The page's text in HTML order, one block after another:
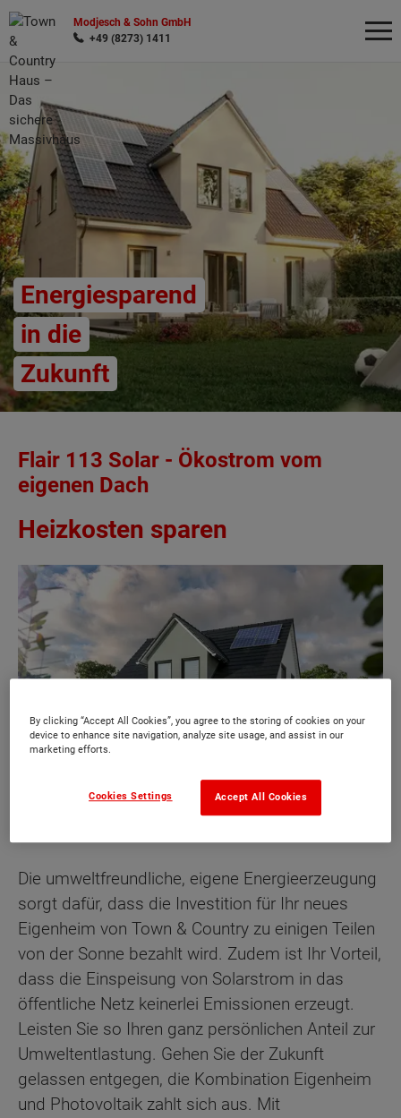
Modjesch & Sohn GmbH
+49 (8273) 1411
Energiesparend
in die
Zukunft
Flair 113 Solar - Ökostrom vom
eigenen Dach
Heizkosten sparen
Die umweltfreundliche, eigene Energieerzeugung
sorgt dafür, dass die Investition für Ihr neues
Eigenheim von Town & Country zu einigen Teilen
von der Sonne bezahlt wird. Zudem ist Ihr Vorteil,
dass die Einspeisung von Solarstrom in das
öffentliche Netz keinerlei Emissionen erzeugt.
Leisten Sie so Ihren ganz persönlichen Anteil zur
Umweltentlastung. Gehen Sie der Zukunft
gelassen entgegen, die Kombination Eigenheim
und Photovoltaik zahlt sich aus. Mit
Wonach möchten Sie suchen?
By clicking “Accept All Cookies”, you agree to the storing of cookies on your
device to enhance site navigation, analyze site usage, and assist in our
marketing efforts.
Accept All Cookies
Cookies Settings